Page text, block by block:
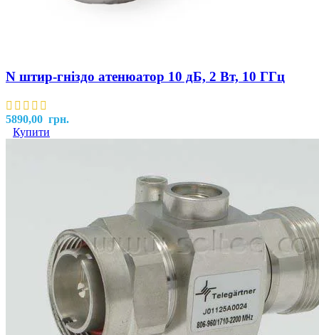
N штир-гніздо атенюатор 10 дБ, 2 Вт, 10 ГГц
5890,00 грн.
Купити